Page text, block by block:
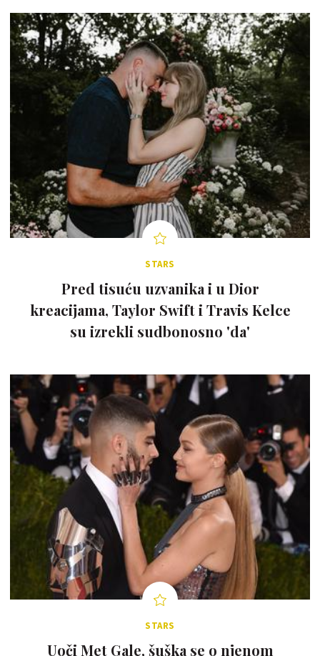
STARS
Pred tisuću uzvanika i u Dior
kreacijama, Taylor Swift i Travis Kelce
su izrekli sudbonosno 'da'
STARS
Uoči Met Gale, šuška se o njenom